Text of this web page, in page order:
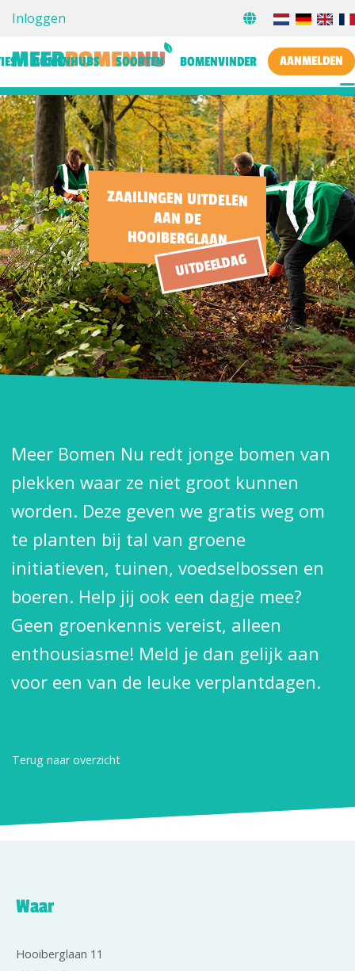
Inloggen
BOMENHUBS SOORTEN BOMENVINDER AANMELDEN
ZAAILINGEN UITDELEN
AAN DE
HOOIBERGLAAN
UITDEELDAG
Meer Bomen Nu redt jonge bomen van
plekken waar ze niet groot kunnen
worden. Deze geven we gratis weg om
te planten bij tal van groene
initiatieven, tuinen, voedselbossen en
boeren. Help jij ook een dagje mee?
Geen groenkennis vereist, alleen
enthousiasme! Meld je dan gelijk aan
voor een van de leuke verplantdagen.
Terug naar overzicht
Waar
Hooiberglaan 11